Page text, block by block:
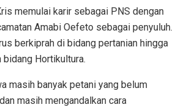
memulai karir sebagai PNS dengan
Amabi Oefeto sebagai penyuluh.
berkiprah di bidang pertanian hingga
Hortikultura.
masih banyak petani yang belum
masih mengandalkan cara